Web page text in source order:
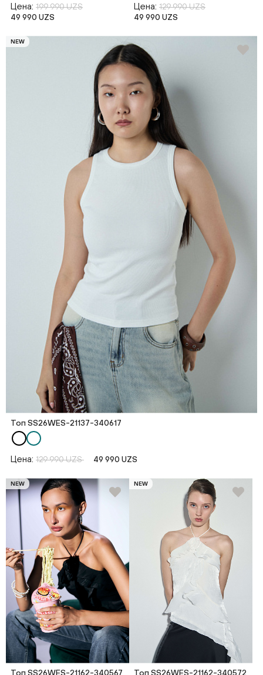
Цена: 199 990 UZS
49 990 UZS
Цена: 129 990 UZS
49 990 UZS
NEW
Топ SS26WES-21137-340617
Цена: 129 990 UZS 49 990 UZS
NEW
Топ SS26WES-21162-340567
NEW
Топ SS26WES-21162-340572